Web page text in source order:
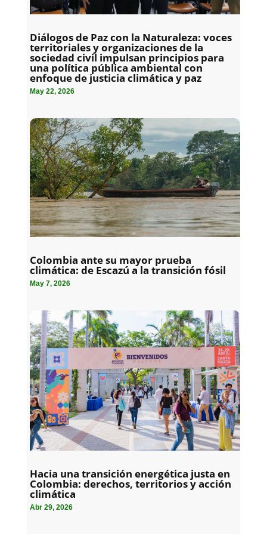
Diálogos de Paz con la Naturaleza: voces
territoriales y organizaciones de la
sociedad civil impulsan principios para
una política pública ambiental con
enfoque de justicia climática y paz
May 22, 2026
Colombia ante su mayor prueba
climática: de Escazú a la transición fósil
May 7, 2026
Hacia una transición energética justa en
Colombia: derechos, territorios y acción
climática
Abr 29, 2026